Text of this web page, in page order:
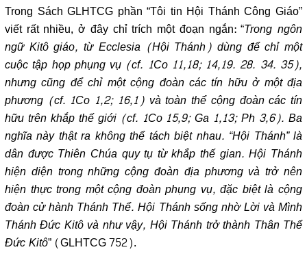
Trong Sách GLHTCG phần “Tôi tin Hội Thánh Công Giáo”
viết rất nhiều, ở đây chỉ trích một đoạn ngắn: “Trong ngôn
ngữ Kitô giáo, từ Ecclesia (Hội Thánh) dùng để chỉ một
cuộc tập họp phụng vụ (cf. 1Co 11,18; 14,19. 28. 34. 35),
nhưng cũng để chỉ một cộng đoàn các tín hữu ở một địa
phương (cf. 1Co 1,2; 16,1) và toàn thể cộng đoàn các tín
hữu trên khắp thế giới (cf. 1Co 15,9; Ga 1,13; Ph 3,6). Ba
nghĩa này thật ra không thể tách biệt nhau. “Hội Thánh” là
dân được Thiên Chúa quy tụ từ khắp thế gian. Hội Thánh
hiện diện trong những cộng đoàn địa phương và trở nên
hiện thực trong một cộng đoàn phụng vụ, đặc biệt là cộng
đoàn cử hành Thánh Thể. Hội Thánh sống nhờ Lời và Mình
Thánh Đức Kitô và như vậy, Hội Thánh trở thành Thân Thể
Đức Kitô” (GLHTCG 752).